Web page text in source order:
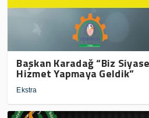
Başkan Karadağ “Biz
Hizmet Yapmaya Geldik”
Ekstra